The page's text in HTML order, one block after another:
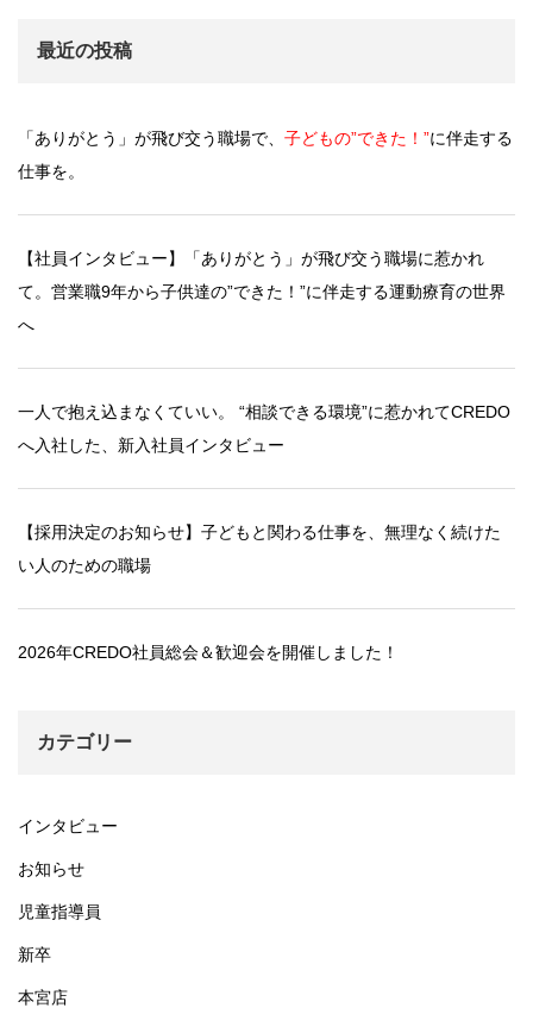
最近の投稿
「ありがとう」が飛び交う職場で、 子どもの”できた！”に伴走する
仕事を。
【社員インタビュー】「ありがとう」が飛び交う職場に惹かれ
て。営業職9年から子供達の”できた！”に伴走する運動療育の世界
へ
一人で抱え込まなくていい。 “相談できる環境”に惹かれてCREDO
へ入社した、新入社員インタビュー
【採用決定のお知らせ】子どもと関わる仕事を、無理なく続けた
い人のための職場
2026年CREDO社員総会＆歓迎会を開催しました！
カテゴリー
インタビュー
お知らせ
児童指導員
新卒
本宮店